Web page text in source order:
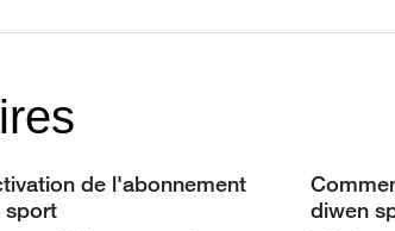
de l'abonnement
sport
diwen